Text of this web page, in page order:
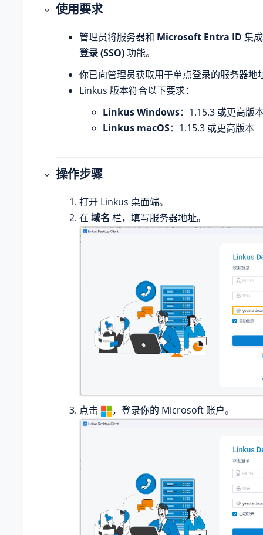
使用要求
管理员将服务器和 Microsoft Entra ID 集
登录 (SSO)功能。
你已向管理员获取用于单点登录的服务器地
Linkus 版本符合以下要求：
Linkus Windows：1.15.3 或更高版
Linkus macOS：1.15.3 或更高版本
操作步骤
打开 Linkus 桌面端。
在 域名 栏，填写服务器地址。
点击 ，登录你的 Microsoft 账户。